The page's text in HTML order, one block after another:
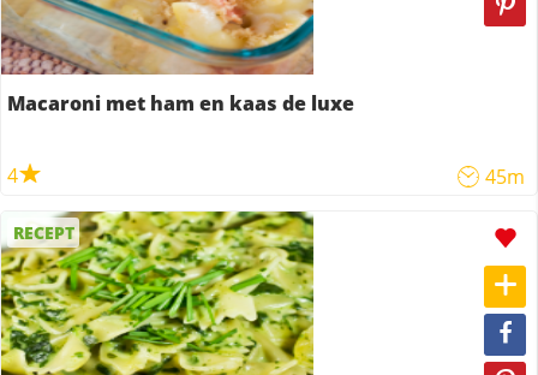
Macaroni met ham en kaas de luxe
4 45m
RECEPT